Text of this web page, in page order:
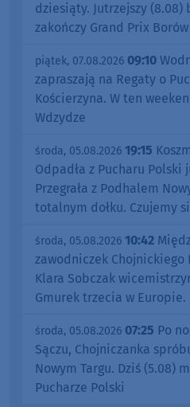
dziesiąty. Jutrzejszy
zakończy Grand Prix
piątek, 07.08.2026 09:10
zapraszają na Regaty o
Kościerzyna. W ten
Wdzydze
środa, 05.08.2026 19:15
Odpadła z Pucharu Polski
Przegrała z Podhalem
totalnym dołku. Czujemy
środa, 05.08.2026 10:42
zawodniczek Chojnickiego
Klara Sobczak
Gmurek trzecia w
środa, 05.08.2026 07:25 Po
Sączu, Chojniczanka
Nowym Targu. Dziś (5.08)
Pucharze Polski